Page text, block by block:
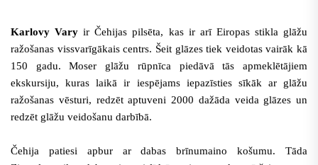
Karlovy Vary ir Čehijas pilsēta, kas ir arī Eiropas stikla glāžu
ražošanas vissvarīgākais centrs. Šeit glāzes tiek veidotas vairāk kā
150 gadu. Moser glāžu rūpnīca piedāvā tās apmeklētājiem
ekskursiju, kuras laikā ir iespējams iepazīsties sīkāk ar glāžu
ražošanas vēsturi, redzēt aptuveni 2000 dažāda veida glāzes un
redzēt glāžu veidošanu darbībā.
Čehija patiesi apbur ar dabas brīnumaino košumu. Tāda